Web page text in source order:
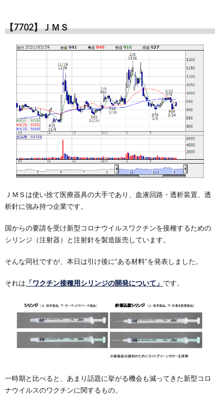
【7702】ＪＭＳ
ＪＭＳは使い捨て医療器具の大手であり、血液回路・透析装置、透
析針に強み持つ企業です。
国からの要請を受け新型コロナウイルスワクチンを接種するための
シリンジ（注射器）と注射針を製造販売しています。
そんな同社ですが、本日は引け後に”ある材料”を発表しました。
それは 「ワクチン接種用シリンジの開発について」 です。
一時期と比べると、あまり話題に挙がる機会も減ってきた新型コロ
ナウイルスのワクチンに関するもの。